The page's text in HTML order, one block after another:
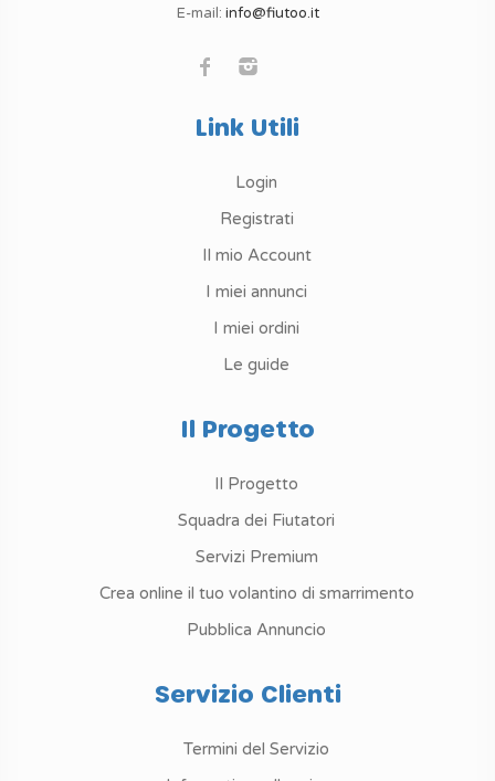
E-mail: info@fiutoo.it
Link Utili
Login
Registrati
Il mio Account
I miei annunci
I miei ordini
Le guide
Il Progetto
Il Progetto
Squadra dei Fiutatori
Servizi Premium
Crea online il tuo volantino di smarrimento
Pubblica Annuncio
Servizio Clienti
Termini del Servizio